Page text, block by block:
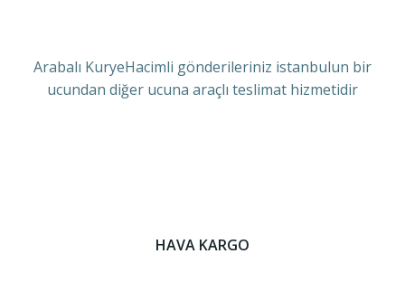
Arabalı KuryeHacimli gönderileriniz istanbulun bir
ucundan diğer ucuna araçlı teslimat hizmetidir
HAVA KARGO